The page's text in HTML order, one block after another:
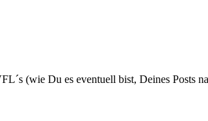
(wie Du es eventuell bist, Deines Posts